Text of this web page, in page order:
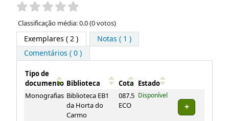
Pontuação
Classificação média: 0.0 (0 votos)
Exemplares ( 2 )
Notas ( 1 )
Comentários ( 0 )
Exemplares
Tipo de
documento Biblioteca Cota Estado
Monografias Biblioteca EB1
da Horta do
Carmo
087.5
ECO
Disponível